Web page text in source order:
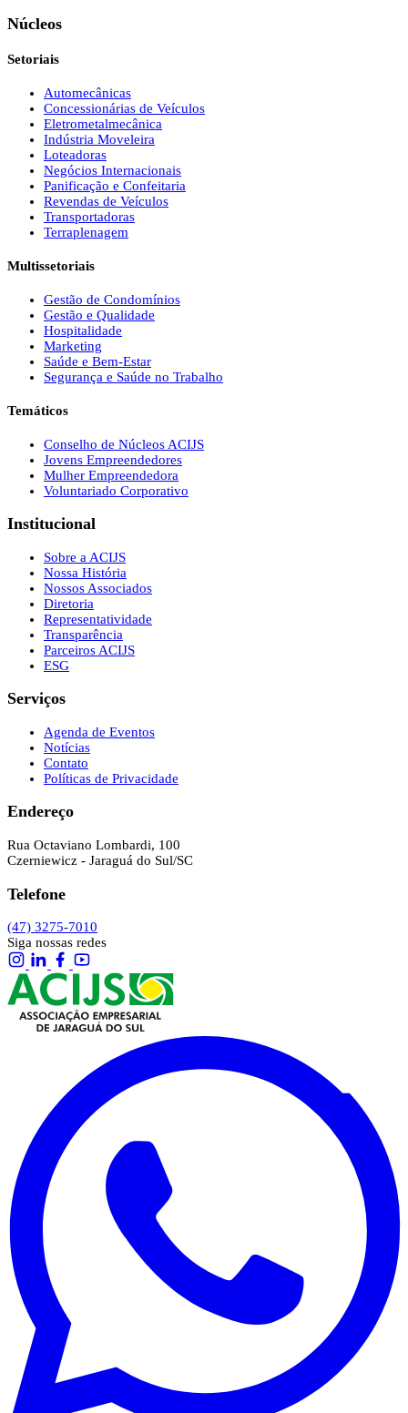
Núcleos
Setoriais
Automecânicas
Concessionárias de Veículos
Eletrometalmecânica
Indústria Moveleira
Loteadoras
Negócios Internacionais
Panificação e Confeitaria
Revendas de Veículos
Transportadoras
Terraplenagem
Multissetoriais
Gestão de Condomínios
Gestão e Qualidade
Hospitalidade
Marketing
Saúde e Bem-Estar
Segurança e Saúde no Trabalho
Temáticos
Conselho de Núcleos ACIJS
Jovens Empreendedores
Mulher Empreendedora
Voluntariado Corporativo
Institucional
Sobre a ACIJS
Nossa História
Nossos Associados
Diretoria
Representatividade
Transparência
Parceiros ACIJS
ESG
Serviços
Agenda de Eventos
Notícias
Contato
Políticas de Privacidade
Endereço
Rua Octaviano Lombardi, 100
Czerniewicz - Jaraguá do Sul/SC
Telefone
(47) 3275-7010
Siga nossas redes